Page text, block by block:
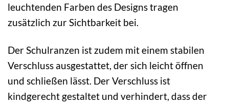
leuchtenden Farben des Designs tragen
zusätzlich zur Sichtbarkeit bei.
Der Schulranzen ist zudem mit einem stabilen
Verschluss ausgestattet, der sich leicht öffnen
und schließen lässt. Der Verschluss ist
kindgerecht gestaltet und verhindert, dass der